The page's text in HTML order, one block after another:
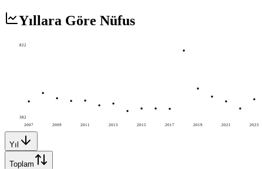
Yıllara Göre Nüfus
2007 2009 2011 2013 2015 2017 2019 2021 2023
822
382
Yıl
Toplam